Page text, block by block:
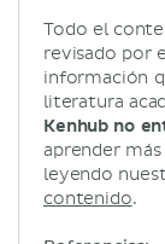
Todo el
revisado por
información
literatura
Kenhub no
aprender
leyendo
contenido.